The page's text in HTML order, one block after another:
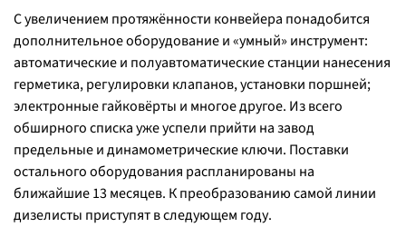
С увеличением протяжённости конвейера понадобится
дополнительное оборудование и «умный» инструмент:
автоматические и полуавтоматические станции нанесения
герметика, регулировки клапанов, установки поршней;
электронные гайковёрты и многое другое. Из всего
обширного списка уже успели прийти на завод
предельные и динамометрические ключи. Поставки
остального оборудования распланированы на
ближайшие 13 месяцев. К преобразованию самой линии
дизелисты приступят в следующем году.